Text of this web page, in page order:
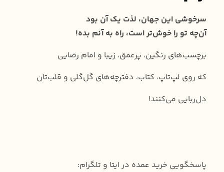
سرخوشی این جهان، لذت یک‌ آن بود
آن‌چه تو را خوش‌تر است، راه به آنم بده!
برچسب‌های رنگین، پرعمق، زیبا و امام رضایی
که روی لپ‌تاپ، کتاب، دفترچه‌های گل‌گلی و قلب‌تان
دل‌ربایی می‌کنند!
پاسخگویی خرید عمده در ایتا و تلگرام: